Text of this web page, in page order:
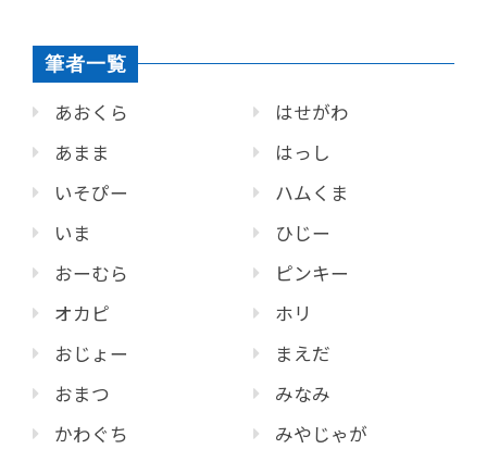
筆者一覧
あおくら
あまま
いそぴー
いま
おーむら
オカピ
おじょー
おまつ
かわぐち
はせがわ
はっし
ハムくま
ひじー
ピンキー
ホリ
まえだ
みなみ
みやじゃが